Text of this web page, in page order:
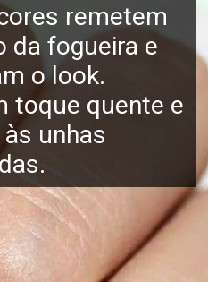
remetem
da fogueira e
o look.
toque quente e
unhas